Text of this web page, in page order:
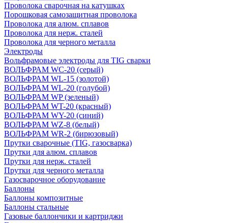
Проволока сварочная на катушках
Порошковая самозащитная проволока
Проволока для алюм. сплавов
Проволока для нерж. сталей
Проволока для черного металла
Электроды
Вольфрамовые электроды для TIG сварки
ВОЛЬФРАМ WC-20 (серый)
ВОЛЬФРАМ WL-15 (золотой)
ВОЛЬФРАМ WL-20 (голубой)
ВОЛЬФРАМ WP (зеленый)
ВОЛЬФРАМ WT-20 (красный)
ВОЛЬФРАМ WY-20 (синий)
ВОЛЬФРАМ WZ-8 (белый)
ВОЛЬФРАМ WR-2 (бирюзовый)
Прутки сварочные (TIG, газосварка)
Прутки для алюм. сплавов
Прутки для нерж. сталей
Прутки для черного металла
Газосварочное оборудование
Баллоны
Баллоны композитные
Баллоны стальные
Газовые баллончики и картриджи